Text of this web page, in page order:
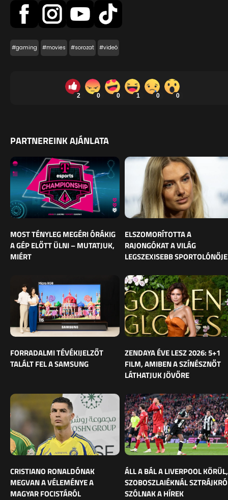
#gaming #movies #sorozat #videó
2 0 0 1 0 0
PARTNEREINK AJÁNLATA
MOST TÉNYLEG MEGÉRI ÓRÁKIG
A GÉP ELŐTT ÜLNI – MUTATJUK,
MIÉRT
ELSZOMORÍTOTTA A
RAJONGÓKAT A VILÁG
LEGSZEXISEBB SPORTOLÓNŐJE
FORRADALMI TÉVÉKIJELZŐT
TALÁLT FEL A SAMSUNG
ZENDAYA ÉVE LESZ 2026: 5+1
FILM, AMIBEN A SZÍNÉSZNŐT
LÁTHATJUK JÖVŐRE
CRISTIANO RONALDÓNAK
MEGVAN A VÉLEMÉNYE A
MAGYAR FOCISTÁRÓL
ÁLL A BÁL A LIVERPOOL KÖRÜL,
SZOBOSZLAIÉKNÁL
SZÓLNAK A HÍREK